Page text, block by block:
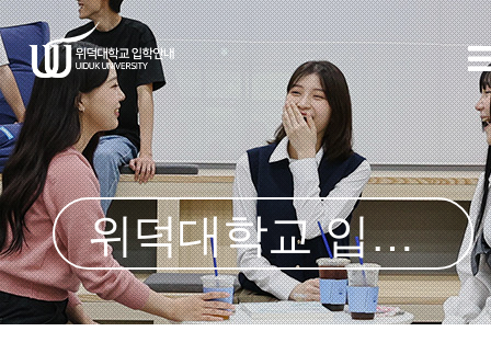
위덕대학교 입학처